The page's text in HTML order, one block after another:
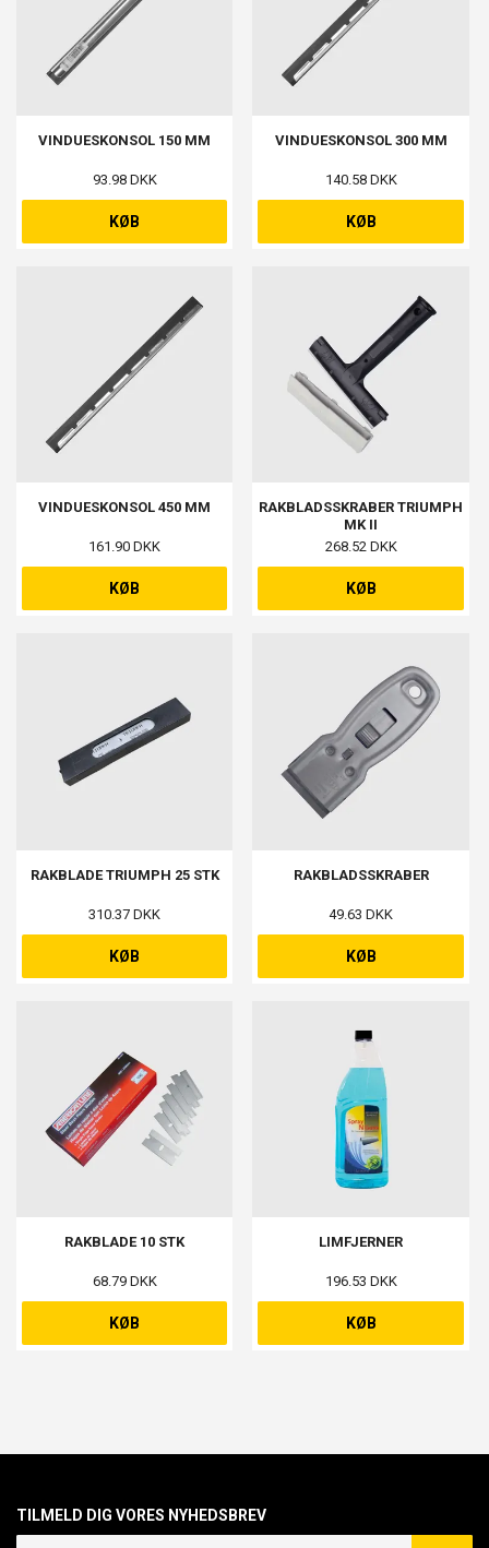
VINDUESKONSOL 150 MM
93.98 DKK
KØB
VINDUESKONSOL 300 MM
140.58 DKK
KØB
VINDUESKONSOL 450 MM
161.90 DKK
KØB
RAKBLADSSKRABER TRIUMPH
MK II
268.52 DKK
KØB
RAKBLADE TRIUMPH 25 STK
310.37 DKK
KØB
RAKBLADSSKRABER
49.63 DKK
KØB
RAKBLADE 10 STK
68.79 DKK
KØB
LIMFJERNER
196.53 DKK
KØB
TILMELD DIG VORES NYHEDSBREV